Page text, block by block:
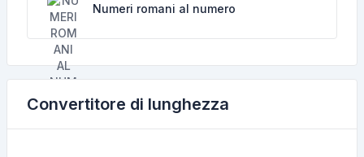
Numeri romani al numero
Convertitore di lunghezza